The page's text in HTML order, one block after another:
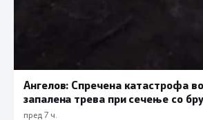
Ангелов: Спречена катастрофа
запалена трева при сечење со
пред 7 ч.